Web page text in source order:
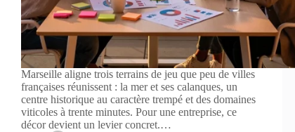
Marseille aligne trois terrains de jeu que peu de villes
françaises réunissent : la mer et ses calanques, un
centre historique au caractère trempé et des domaines
viticoles à trente minutes. Pour une entreprise, ce
décor devient un levier concret.…